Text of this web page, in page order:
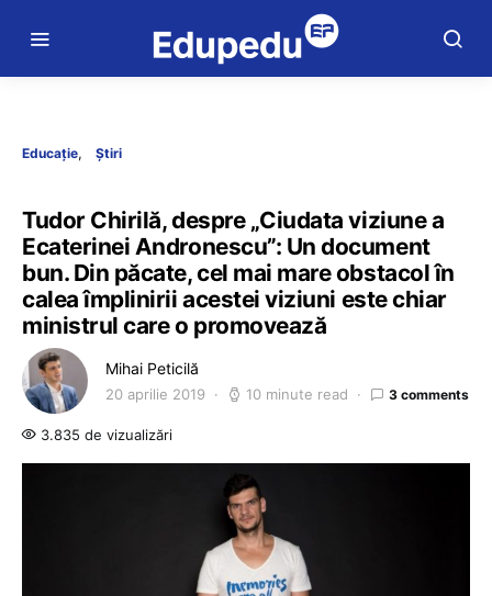
Educație Știri
Tudor Chirilă, despre „Ciudata viziune a
Ecaterinei Andronescu”: Un document
bun. Din păcate, cel mai mare obstacol în
calea împlinirii acestei viziuni este chiar
ministrul care o promovează
Mihai Peticilă
20 aprilie 2019 10 minute read 3 comments
3.835 de vizualizări